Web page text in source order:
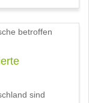
sind